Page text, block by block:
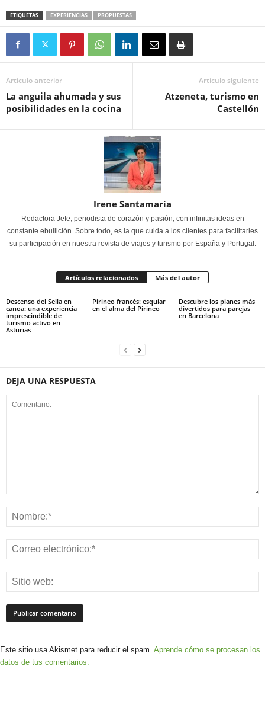
ETIQUETAS EXPERIENCIAS PROPUESTAS
Artículo anterior
La anguila ahumada y sus
posibilidades en la cocina
Artículo siguiente
Atzeneta, turismo en
Castellón
Irene Santamaría
Redactora Jefe, periodista de corazón y pasión, con infinitas ideas en
constante ebullición. Sobre todo, es la que cuida a los clientes para facilitarles
su participación en nuestra revista de viajes y turismo por España y Portugal.
Artículos relacionados Más del autor
Descenso del Sella en
canoa: una experiencia
imprescindible de
turismo activo en
Asturias
Pirineo francés: esquiar
en el alma del Pirineo
Descubre los planes más
divertidos para parejas
en Barcelona
DEJA UNA RESPUESTA
Este sitio usa Akismet para reducir el spam. Aprende cómo se procesan los
datos de tus comentarios.